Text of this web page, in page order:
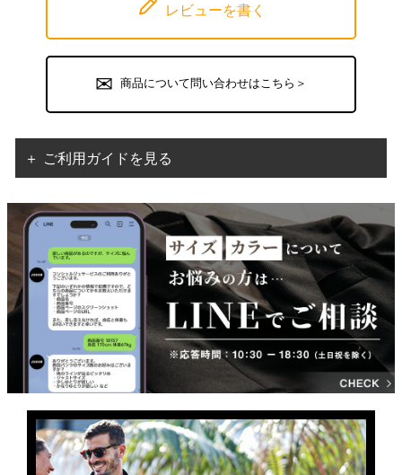
レビューを書く
商品について問い合わせはこちら＞
＋ ご利用ガイドを見る